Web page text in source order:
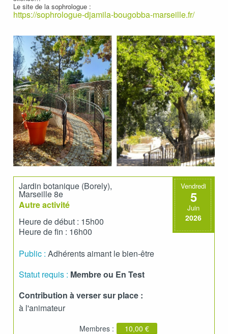
Le site de la sophrologue :
https://sophrologue-djamila-bougobba-marseille.fr/
Vendredi
5
Juin
2026
Jardin botanique (Borely),
Marseille 8e
Autre activité
Heure de début : 15h00
Heure de fin : 16h00
Public : Adhérents aimant le bien-être
Statut requis : Membre ou En Test
Contribution à verser sur place :
à l'animateur
Membres :
10,00 €